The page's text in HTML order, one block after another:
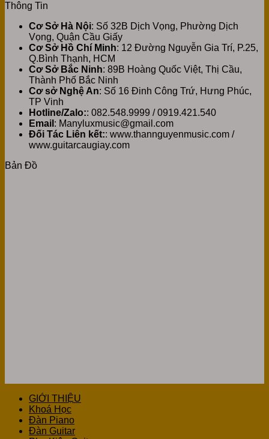
Thông Tin
Cơ Sở Hà Nội: Số 32B Dịch Vọng, Phường Dịch
Vọng, Quận Cầu Giấy
Cơ Sở Hồ Chí Minh: 12 Đường Nguyễn Gia Trí, P.25,
Q.Bình Thạnh, HCM
Cơ Sở Bắc Ninh: 89B Hoàng Quốc Việt, Thị Cầu,
Thành Phố Bắc Ninh
Cơ sở Nghệ An: Số 16 Đinh Công Trứ, Hưng Phúc,
TP Vinh
Hotline/Zalo:: 082.548.9999 / 0919.421.540
Email : Manyluxmusic@gmail.com
Đối Tác Liên kết:: www.thannguyenmusic.com /
www.guitarcaugiay.com
Bản Đồ
GIỚI THIỆU
Khoá Học
Đàn Piano
Đàn Guitar